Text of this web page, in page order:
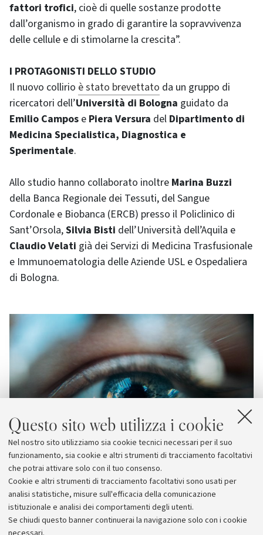
Questo sito web utilizza i cookie
Nel nostro sito utilizziamo sia cookie tecnici necessari per il suo
funzionamento, sia cookie e altri strumenti di tracciamento facoltativi
che potrai attivare solo con il tuo consenso.
Cookie e altri strumenti di tracciamento facoltativi sono usati per
analisi statistiche, misure sull'efficacia della comunicazione
istituzionale e analisi dei comportamenti degli utenti.
Se chiudi questo banner continuerai la navigazione solo con i cookie
fattori trofici, cioè di quelle sostanze prodotte
dall’organismo in grado di garantire la sopravvivenza
delle cellule e di stimolarne la crescita”.
I PROTAGONISTI DELLO STUDIO
Il nuovo collirio è stato brevettato da un gruppo di
ricercatori dell’Università di Bologna guidato da
Emilio Campos e Piera Versura del Dipartimento di
Medicina Specialistica, Diagnostica e
Sperimentale.
Allo studio hanno collaborato inoltre Marina Buzzi
della Banca Regionale dei Tessuti, del Sangue
Cordonale e Biobanca (ERCB) presso il Policlinico di
Sant’Orsola,Silvia Bisti dell’Università dell’Aquila e
Claudio Velati già dei Servizi di Medicina Trasfusionale
e Immunoematologia delle Aziende USL e Ospedaliera
di Bologna.